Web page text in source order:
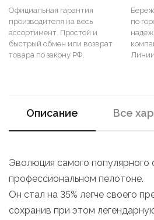
Официальная гарантия
производителя на весь
ассортимент. Простой и
быстрый обмен или возврат
товара по закону РФ.
по
Описание Все
Эволюция самого популярного
профессиональном пелотоне.
Он стал на 35% легче своего
сохранив при этом